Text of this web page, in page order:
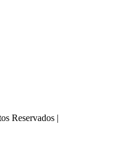
Reservados |